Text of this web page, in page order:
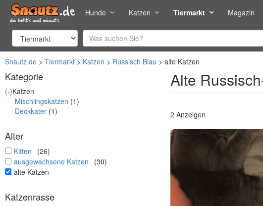
Hunde Katzen Tiermarkt Magazin
Snautz.de Tiermarkt Katzen Russisch Blau alte Katzen
Kategorie
(-)Katzen
Mischlingskatzen (1)
Deckkater (1)
Alter
undefined
Kitten
(26)
undefined
ausgewachsene Katzen
(30)
undefined
alte Katzen
Katzenrasse
Alte
2 Anzeigen